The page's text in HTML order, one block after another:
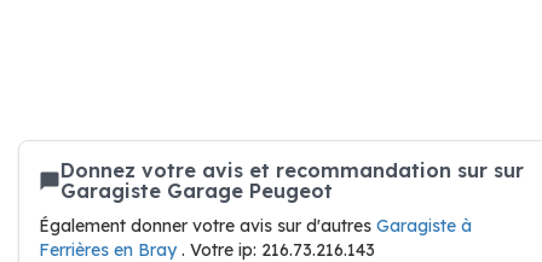
Donnez votre avis et recommandation sur sur
Garagiste Garage Peugeot
Également donner votre avis sur d'autres Garagiste à
Ferrières en Bray. Votre ip: 216.73.216.143